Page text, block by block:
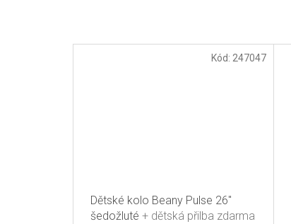
Dětské kolo Beany Pulse 26"
šedožluté + dětská přilba zdarma
Kód: 247047